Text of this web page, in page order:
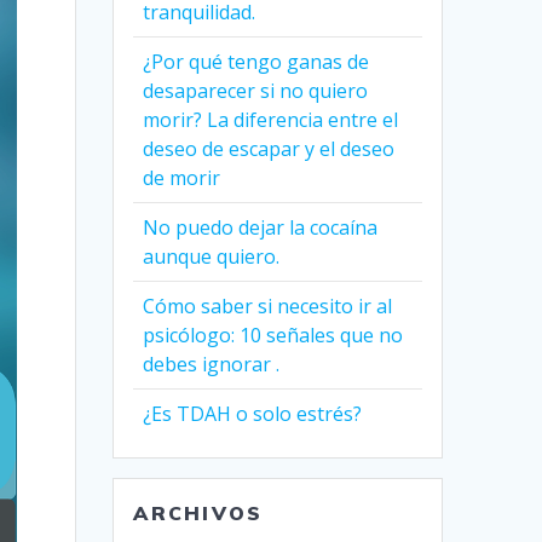
tranquilidad.
¿Por qué tengo ganas de
desaparecer si no quiero
morir? La diferencia entre el
deseo de escapar y el deseo
de morir
No puedo dejar la cocaína
aunque quiero.
Cómo saber si necesito ir al
psicólogo: 10 señales que no
debes ignorar .
¿Es TDAH o solo estrés?
ARCHIVOS